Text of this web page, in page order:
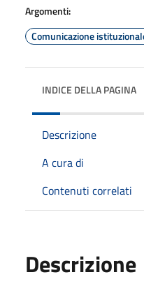
Argomenti:
Comunicazione
INDICE DELLA PAGINA
Descrizione
A cura di
Contenuti correlati
Descrizione